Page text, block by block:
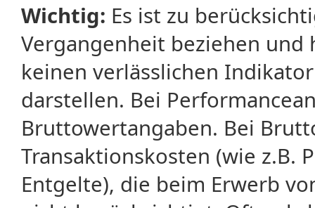
Wichtig: Es ist zu
Vergangenheit beziehen
keinen verlässlichen
darstellen. Bei
Bruttowertangaben. Bei
Transaktionskosten (wie z.B.
Entgelte), die beim Erwerb